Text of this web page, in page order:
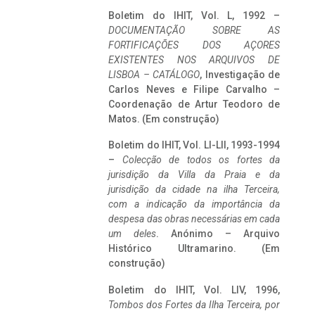
Boletim do IHIT, Vol. L, 1992 –
DOCUMENTAÇÃO SOBRE AS
FORTIFICAÇÕES DOS AÇORES
EXISTENTES NOS ARQUIVOS DE
LISBOA – CATÁLOGO, Investigação de
Carlos Neves e Filipe Carvalho –
Coordenação de Artur Teodoro de
Matos. (Em construção)
Boletim do IHIT, Vol. LI-LII, 1993-1994
– Colecção de todos os fortes da
jurisdição da Villa da Praia e da
jurisdição da cidade na ilha Terceira,
com a indicação da importância da
despesa das obras necessárias em cada
um deles. Anónimo – Arquivo
Histórico Ultramarino. (Em
construção)
Boletim do IHIT, Vol. LIV, 1996,
Tombos dos Fortes da Ilha Terceira, por